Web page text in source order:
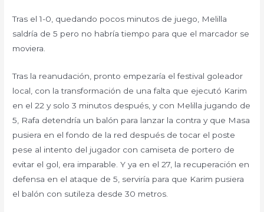
Tras el 1-0, quedando pocos minutos de juego, Melilla
saldría de 5 pero no habría tiempo para que el marcador se
moviera.
Tras la reanudación, pronto empezaría el festival goleador
local, con la transformación de una falta que ejecutó Karim
en el 22 y solo 3 minutos después, y con Melilla jugando de
5, Rafa detendría un balón para lanzar la contra y que Masa
pusiera en el fondo de la red después de tocar el poste
pese al intento del jugador con camiseta de portero de
evitar el gol, era imparable. Y ya en el 27, la recuperación en
defensa en el ataque de 5, serviría para que Karim pusiera
el balón con sutileza desde 30 metros.